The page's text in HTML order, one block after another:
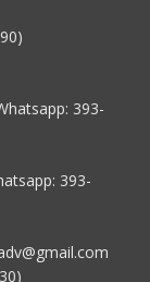
393-
393-